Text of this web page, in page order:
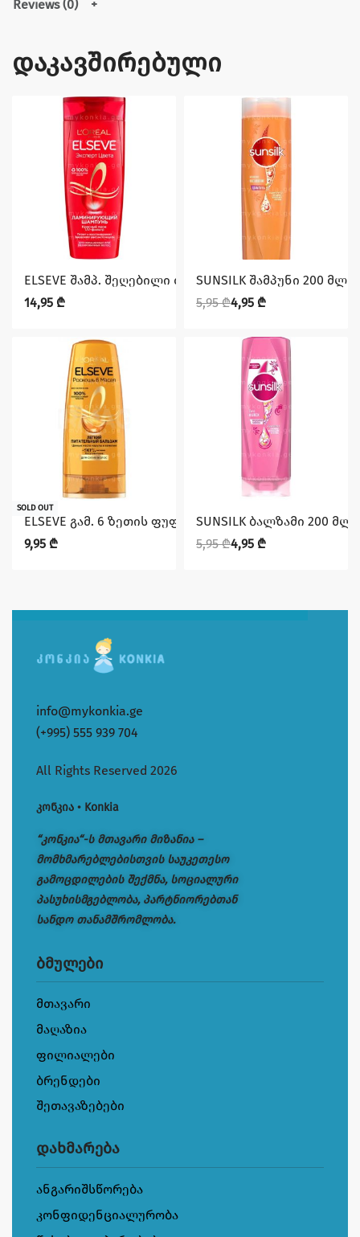
Reviews (0)
დაკავშირებული
ELSEVE შამპ. შეღებილი თმის 400 მლ.
14,95 ₾
SUNSILK შამპუნი 200 მლ
5,95₾4,95 ₾
SOLD OUT
ELSEVE გამ. 6 ზეთის ფუფუნება 200 მლ.
9,95 ₾
SUNSILK ბალზამი 200
5,95₾4,95 ₾
info@mykonkia.ge
(+995) 555 939 704
All Rights Reserved 2026
კონკია • Konkia
“კონკია“-ს მთავარი მიზანია –
მომხმარებლებისთვის საუკეთესო
გამოცდილების შექმნა, სოციალური
პასუხისმგებლობა, პარტნიორებთან
სანდო თანამშრომლობა.
ბმულები
მთავარი
მაღაზია
ფილიალები
ბრენდები
შეთავაზებები
დახმარება
ანგარიშსწორება
კონფიდენციალურობა